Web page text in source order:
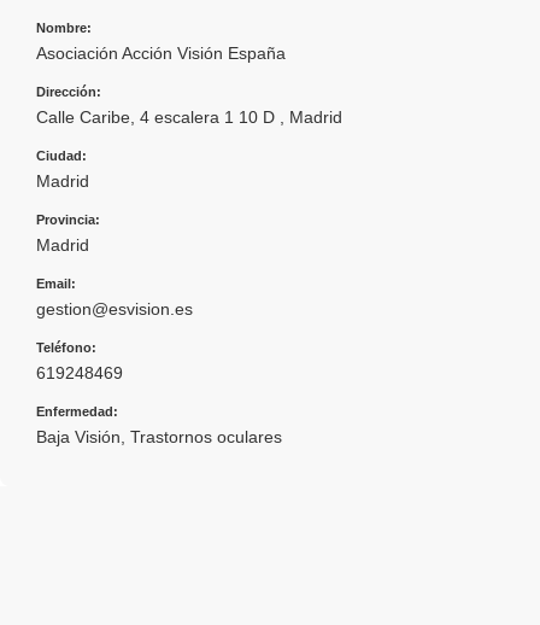
Nombre:
Asociación Acción Visión España
Dirección:
Calle Caribe, 4 escalera 1 10 D , Madrid
Ciudad:
Madrid
Provincia:
Madrid
Email:
gestion@esvision.es
Teléfono:
619248469
Enfermedad:
Baja Visión Trastornos oculares